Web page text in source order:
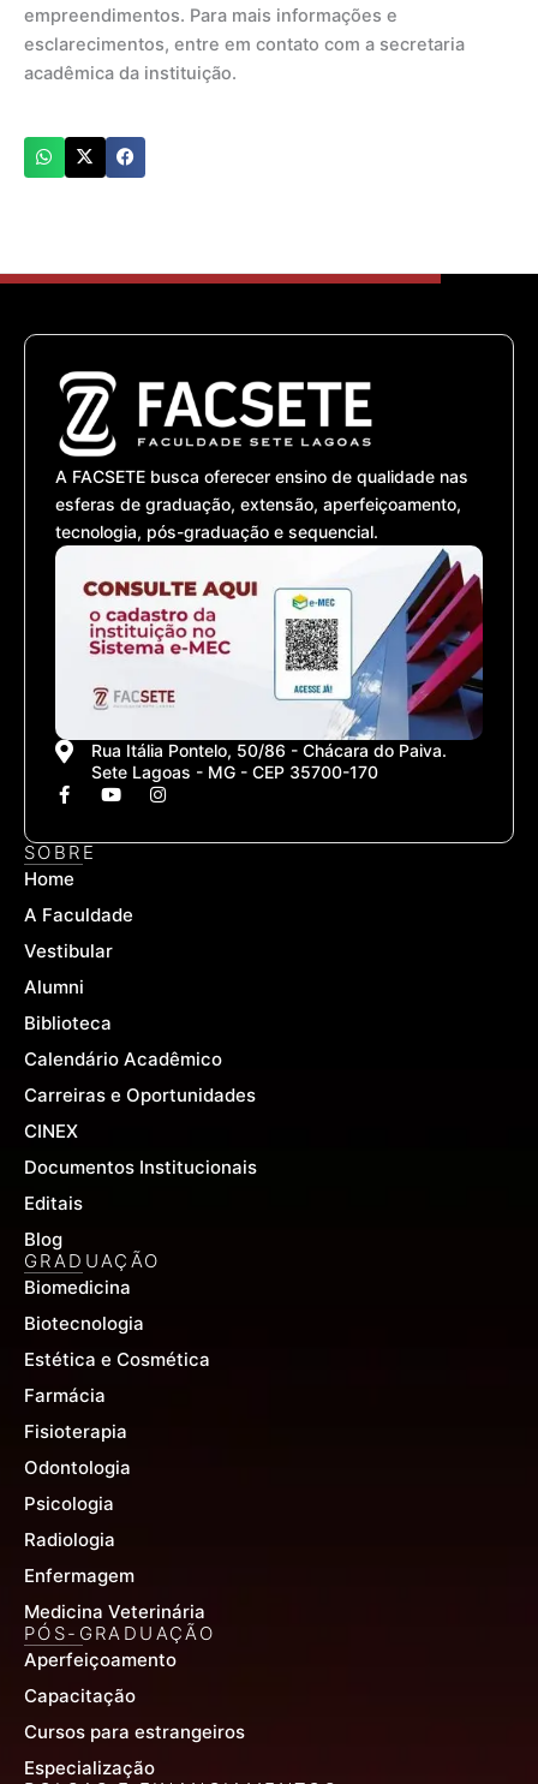
empreendimentos. Para mais informações e
esclarecimentos, entre em contato com a secretaria
acadêmica da instituição.
A FACSETE busca oferecer ensino de qualidade nas
esferas de graduação, extensão, aperfeiçoamento,
tecnologia, pós-graduação e sequencial.
Rua Itália Pontelo, 50/86 - Chácara do Paiva.
Sete Lagoas - MG - CEP 35700-170
F
a
e
b
o
k
f
Y
t
I
n
t
SOBRE
Home
A Faculdade
Vestibular
Alumni
Biblioteca
Calendário Acadêmico
Carreiras e Oportunidades
CINEX
Documentos Institucionais
Editais
Blog
GRADUAÇÃO
Biomedicina
Biotecnologia
Estética e Cosmética
Farmácia
Fisioterapia
Odontologia
Psicologia
Radiologia
Enfermagem
Medicina Veterinária
PÓS-GRADUAÇÃO
Aperfeiçoamento
Capacitação
Cursos para estrangeiros
Especialização